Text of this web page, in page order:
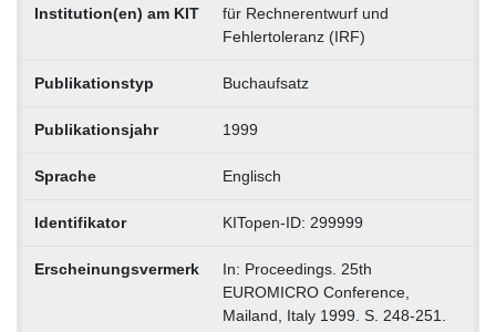
Institution(en) am KIT
für Rechnerentwurf und
Fehlertoleranz (IRF)
Publikationstyp Buchaufsatz
Publikationsjahr 1999
Sprache Englisch
Identifikator KITopen-ID: 299999
Erscheinungsvermerk
In: Proceedings. 25th
EUROMICRO Conference,
Mailand, Italy 1999. S. 248-251.